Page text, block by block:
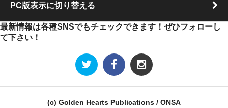
PC版表示に切り替える
最新情報は各種SNSでもチェックできます！ぜひフォローし
て下さい！
(c) Golden Hearts Publications / ONSA